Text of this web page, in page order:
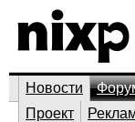
Новости
Проект